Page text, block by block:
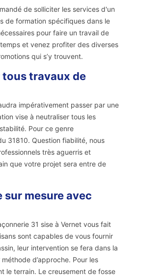
de solliciter les services d'un
de formation spécifiques dans le
pour faire un travail de
et venez profiter des diverses
qui s’y trouvent.
tous travaux de
impérativement passer par une
vise à neutraliser tous les
Pour ce genre
31810. Question fiabilité, nous
très aguerris et
que votre projet sera entre de
sur mesure avec
31 sise à Vernet vous fait
sont capables de vous fournir
leur intervention se fera dans la
d’approche. Pour les
le terrain. Le creusement de fosse